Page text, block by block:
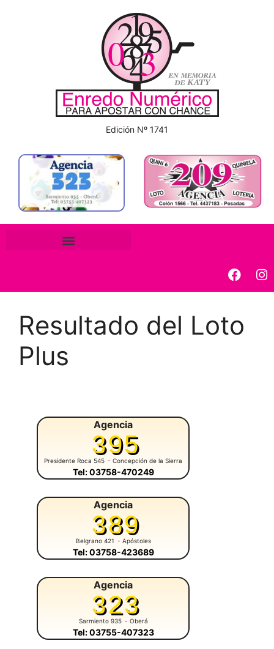
Edición Nº 1741
Resultado del Loto
Plus
Agencia
395
Presidente Roca 545 - Concepción de la Sierra
Tel: 03758-470249
Agencia
389
Belgrano 421 - Apóstoles
Tel: 03758-423689
Agencia
323
Sarmiento 935 - Oberá
Tel: 03755-407323